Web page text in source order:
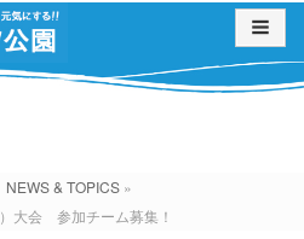
NEWS & TOPICS »
大会 参加チーム募集！